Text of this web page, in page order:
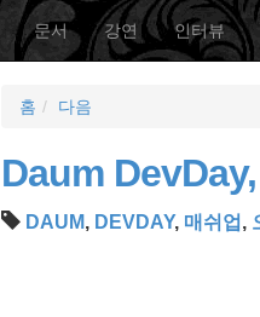
문서 강연 인터뷰
홈 다음
Daum
DAUM, DEVDAY, 매쉬업 ,